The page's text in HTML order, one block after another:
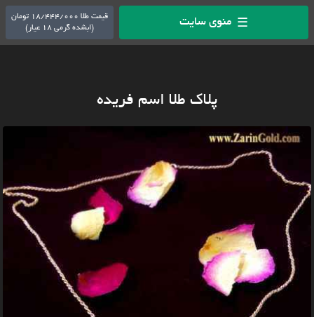
☰ منوی سایت
قیمت طلا 18/444/000 تومان
(ابشده گرمی 18 عیار)
پلاک طلا اسم فریده